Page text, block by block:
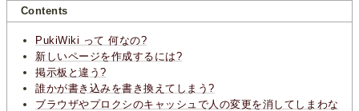
Contents
PukiWiki って 何なの?
新しいページを作成するには?
掲示板と違う?
誰かが書き込みを書き換えてしまう?
ブラウザやプロクシのキャッシュで人の変更を消してしまわな